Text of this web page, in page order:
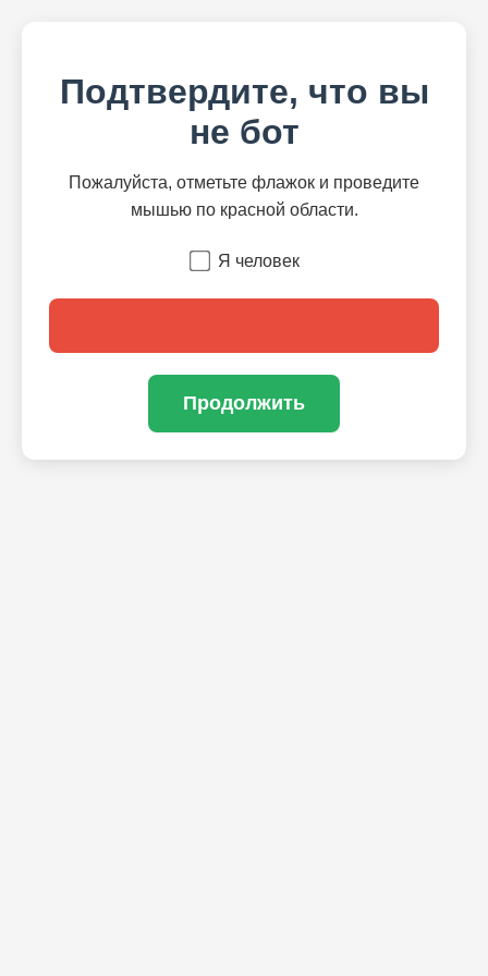
Подтвердите, что вы
не бот
Пожалуйста, отметьте флажок и проведите
мышью по красной области.
Я человек
Продолжить